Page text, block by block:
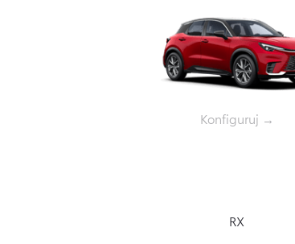
Konfiguruj →
RX
Konfiguruj →